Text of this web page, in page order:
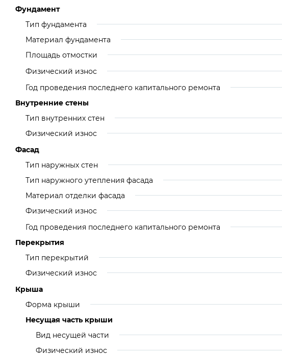
Фундамент
Тип фундамента
Материал фундамента
Площадь отмостки
Физический износ
Год проведения последнего капитального ремонта
Внутренние стены
Тип внутренних стен
Физический износ
Фасад
Тип наружных стен
Тип наружного утепления фасада
Материал отделки фасада
Физический износ
Год проведения последнего капитального ремонта
Перекрытия
Тип перекрытий
Физический износ
Крыша
Форма крыши
Несущая часть крыши
Вид несущей части
Физический износ